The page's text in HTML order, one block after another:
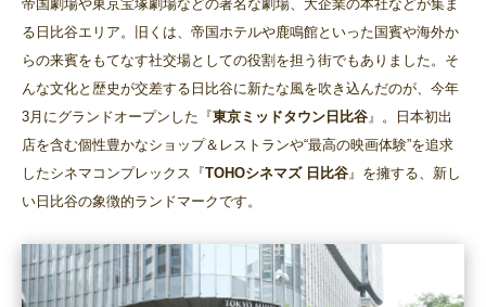
帝国劇場や東京宝塚劇場などの著名な劇場、大企業の本社などが集ま
る日比谷エリア。旧くは、帝国ホテルや鹿鳴館といった国賓や海外か
らの来賓をもてなす社交場としての役割を担う街でもありました。そ
んな文化と歴史が交差する日比谷に新たな風を吹き込んだのが、今年
3月にグランドオープンした『東京ミッドタウン日比谷 』。日本初出
店を含む個性豊かなショップ＆レストランや“最高の映画体験”を追求
したシネマコンプレックス『TOHOシネマズ 日比谷 』を擁する、新し
い日比谷の象徴的ランドマークです。